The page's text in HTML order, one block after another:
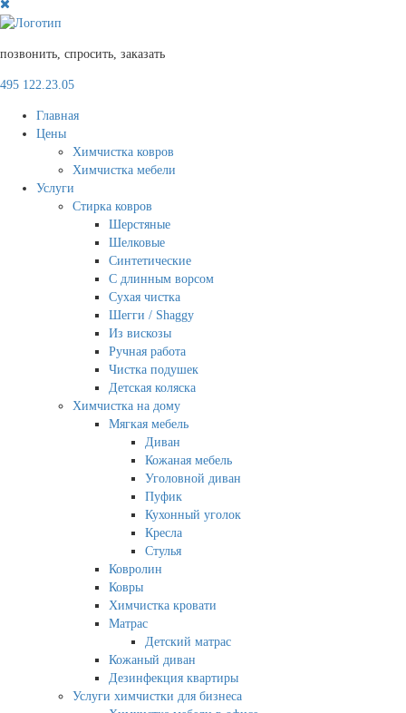
позвонить, спросить, заказать
495 122.23.05
Главная
Цены
Химчистка ковров
Химчистка мебели
Услуги
Стирка ковров
Шерстяные
Шелковые
Синтетические
С длинным ворсом
Сухая чистка
Шегги / Shaggy
Из вискозы
Ручная работа
Чистка подушек
Детская коляска
Химчистка на дому
Мягкая мебель
Диван
Кожаная мебель
Уголовной диван
Пуфик
Кухонный уголок
Кресла
Стулья
Ковролин
Ковры
Химчистка кровати
Матрас
Детский матрас
Кожаный диван
Дезинфекция квартиры
Услуги химчистки для бизнеса